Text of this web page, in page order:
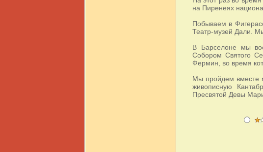
на Пиренеях
Побываем в
Театр-музей Дали.
В Барселоне мы
Собором Святого
Фермин, во время
Мы пройдем вместе
живописную
Пресвятой Девы